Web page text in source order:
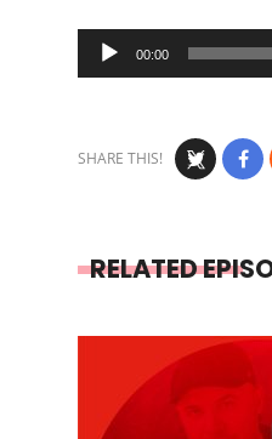
Audio
Player
00:00
SHARE THIS!
RELATED